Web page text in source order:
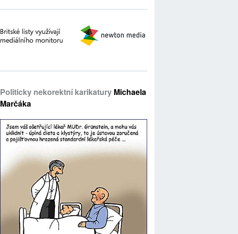
Politicky nekorektní karikatury Michaela
Marčáka